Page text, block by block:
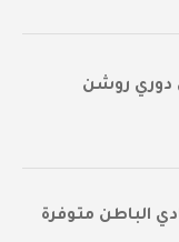
دوري روشن
الباطن متوفرة